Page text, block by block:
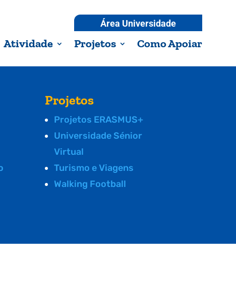
Área Universidade
Atividade Projetos Como Apoiar
Projetos
Projetos ERASMUS+
Universidade Sénior
Virtual
Turismo e Viagens
Walking Football